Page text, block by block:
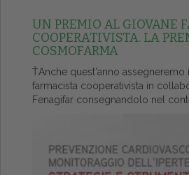
UN PREMIO AL GIOVANE
COOPERATIVISTA. LA
COSMOFARMA
ŤAnche quest'anno assegneremo
farmacista cooperativista in
Fenagifar consegnandolo nel